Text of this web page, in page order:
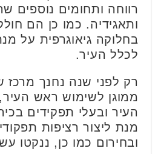
רווחה ותחומים נוספים
ותאגידיה. כמו כן הם
בחלוקה גיאוגרפית על
לכלל העיר.
רק לפני שנה נחנך מרכז
ממוגן לשימוש ראש
העיר ובעלי תפקידים
מנת ליצור רציפות
ובחירום כמו כן, ננקטו